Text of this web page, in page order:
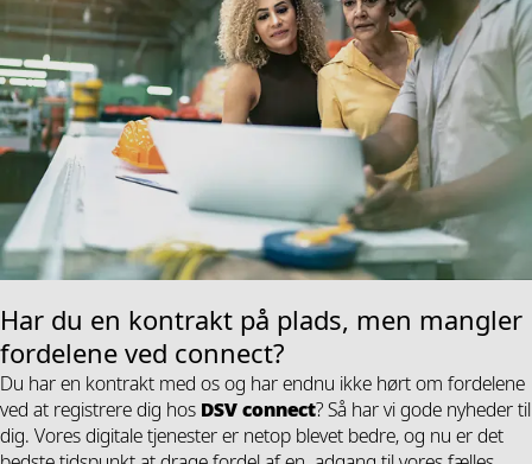
Har du en kontrakt på plads, men mangler
fordelene ved connect?
Du har en kontrakt med os og har endnu ikke hørt om fordelene
ved at registrere dig hos DSV connect? Så har vi gode nyheder til
dig. Vores digitale tjenester er netop blevet bedre, og nu er det